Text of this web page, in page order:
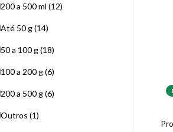
200 a 500 ml (12)
Até 50 g (14)
50 a 100 g (18)
100 a 200 g (6)
200 a 500 g (6)
Outros (1)